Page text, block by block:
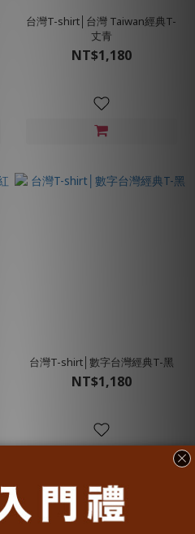
台灣T-shirt│台灣 Taiwan經典T-
丈青
NT$1,180
台灣T-shirt│數字台灣經典T-黑
NT$1,180